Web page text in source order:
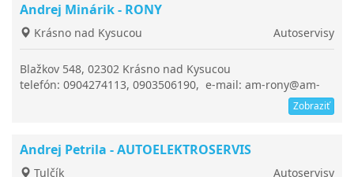
Andrej Minárik - RONY
Krásno nad Kysucou Autoservisy
Blažkov 548, 02302 Krásno nad Kysucou
telefón: 0904274113, 0903506190, e-mail: am-rony@am-
Zobraziť
Andrej Petrila - AUTOELEKTROSERVIS
Tulčík Autoservisy